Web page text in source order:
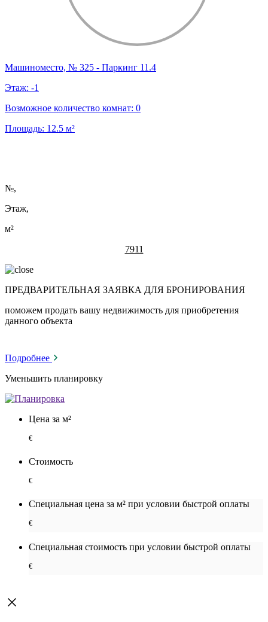
Машиноместо, № 325 - Паркинг 11.4
Этаж: -1
Возможное количество комнат: 0
Площадь: 12.5 м²
№,
Этаж,
м²
7911
ПРЕДВАРИТЕЛЬНАЯ ЗАЯВКА ДЛЯ БРОНИРОВАНИЯ
поможем продать вашу недвижимость для приобретения
данного объекта
Подробнее
Уменьшить планировку
Цена за м²
€
Стоимость
€
Специальная цена за м² при условии быстрой оплаты
€
Специальная cтоимость при условии быстрой оплаты
€